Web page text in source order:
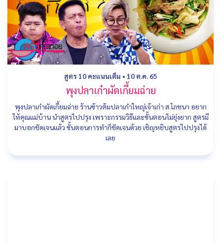
สูตร 10 คะแนนเต็ม • 10 ต.ค. 65
พุงปลาเก๋าผัดเกี้ยมฉ่าย
พุงปลาเก๋าผัดเกี้ยมฉ่าย ร้านข้าวต้มปลาเก๋าใหญ่เจ้าเก่า ส.โภชนา อยาก
ให้คุณแม่บ้าน นำสูตรไปปรุง เพราะกรรมวิธีและขั้นตอนไม่ยุ่งยาก สูตรมี
มาบอกชัดเจนแล้ว ขั้นตอนการทำก็ชัดเจนด้วย เชิญหยิบสูตรไปปรุงได้
เลย